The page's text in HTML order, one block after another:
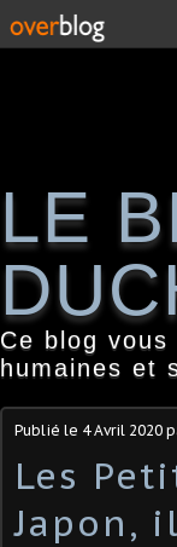
LE
Ce blog
humaines et
Publié le 4 Avril 2020
Les
Japon,